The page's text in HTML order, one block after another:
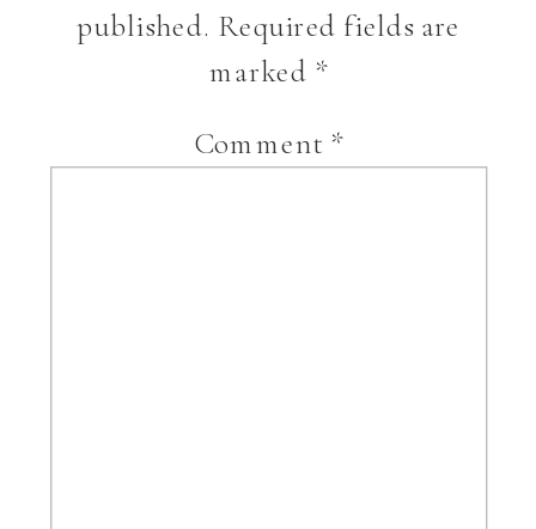
published. Required fields are
marked *
Comment *